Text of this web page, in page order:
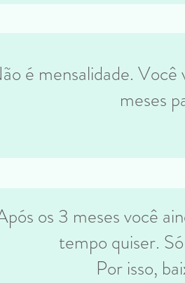
é mensalidade.
meses
os 3 meses você
tempo quiser.
Por isso,